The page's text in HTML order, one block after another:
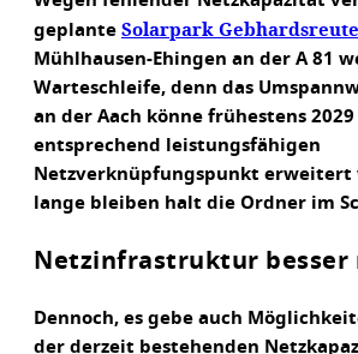
geplante Solarpark Gebhardsreute
Mühlhausen-Ehingen an der A 81
Warteschleife, denn das
an der Aach könne frühestens 2029
entsprechend leistungsfähigen
Netzverknüpfungspunkt erweitert
lange bleiben halt die Ordner im
Netzinfrastruktur besser
Dennoch, es gebe auch
der derzeit bestehenden